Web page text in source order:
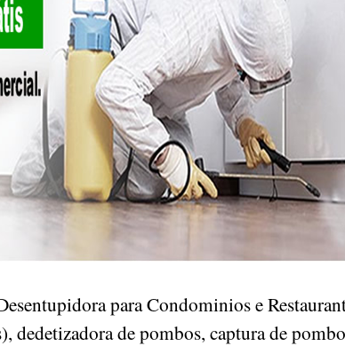
para Condominios e
de pombos, captura de